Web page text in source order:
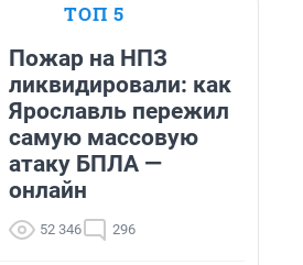
ТОП 5
Пожар на НПЗ
ликвидировали: как
Ярославль пережил
самую массовую
атаку БПЛА —
онлайн
52 346 296